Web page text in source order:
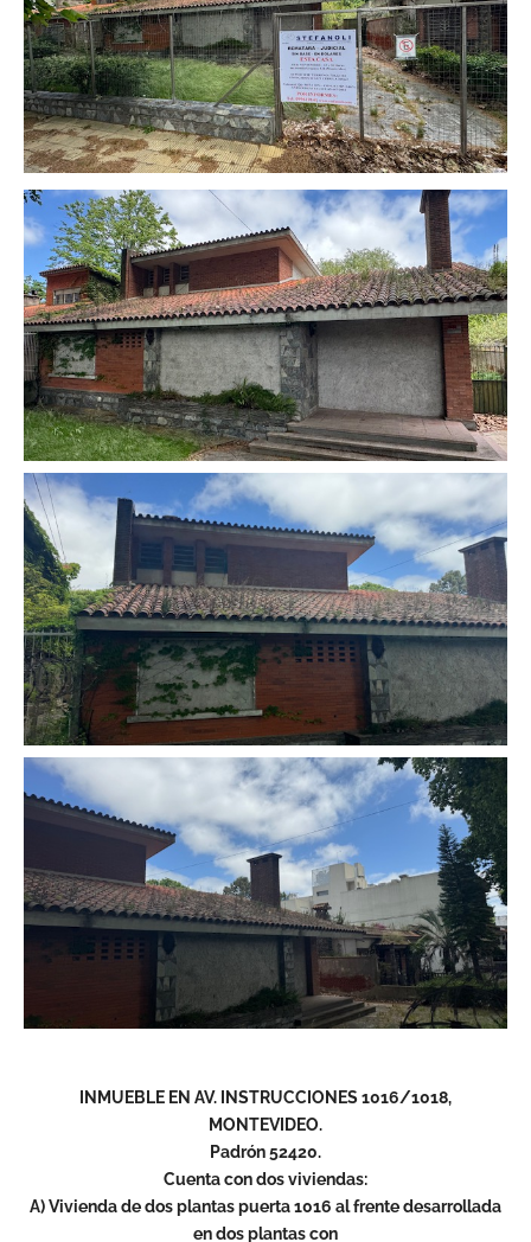
INMUEBLE EN AV. INSTRUCCIONES 1016/1018,
MONTEVIDEO.
Padrón 52420.
Cuenta con dos viviendas:
A) Vivienda de dos plantas puerta 1016 al frente desarrollada
en dos plantas con